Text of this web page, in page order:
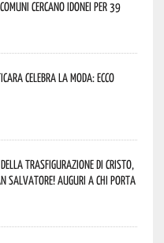
cercano idonei per 39
celebra la moda: ecco
Trasfigurazione di Cristo,
Salvatore! Auguri a chi porta